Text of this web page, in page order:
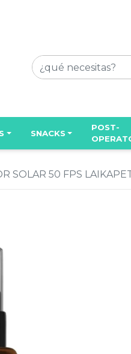
SNACKS
POST-
SOLAR 50 FPS